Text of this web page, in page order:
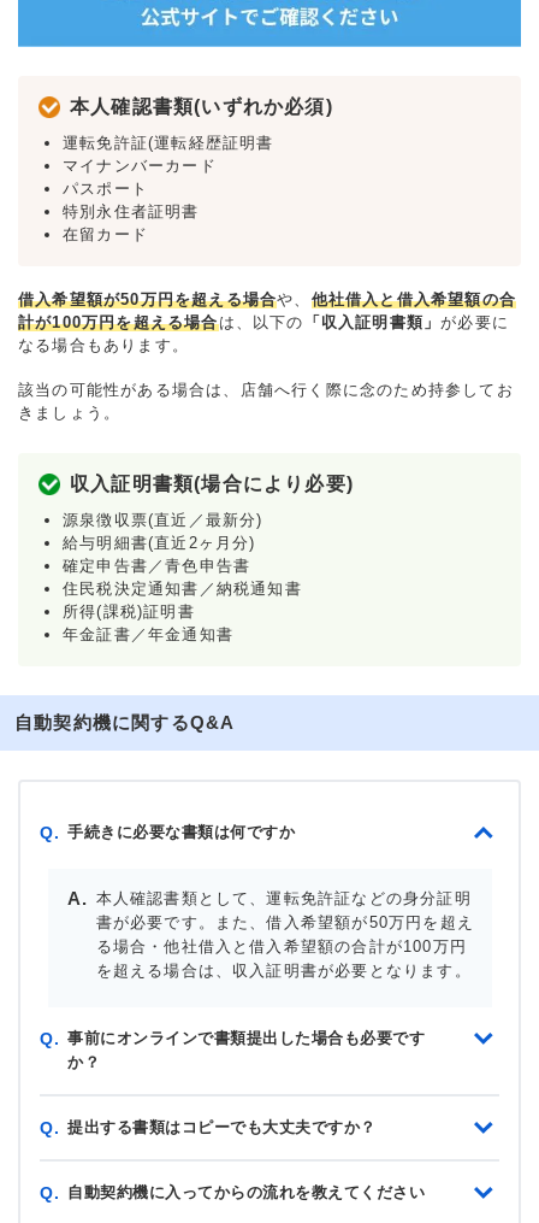
本人確認書類(いずれか必須)
運転免許証(運転経歴証明書
マイナンバーカード
パスポート
特別永住者証明書
在留カード
借入希望額が50万円を超える場合や、 他社借入と借入希望額の合
計が100万円を超える場合は、以下の 「収入証明書類」が必要に
なる場合もあります。
該当の可能性がある場合は、店舗へ行く際に念のため持参してお
きましょう。
収入証明書類(場合により必要)
源泉徴収票(直近／最新分)
給与明細書(直近2ヶ月分)
確定申告書／青色申告書
住民税決定通知書／納税通知書
所得(課税)証明書
年金証書／年金通知書
自動契約機に関するQ&A
Q. 手続きに必要な書類は何ですか
本人確認書類として、運転免許証などの身分証明
書が必要です。また、借入希望額が50万円を超え
る場合・他社借入と借入希望額の合計が100万円
を超える場合は、収入証明書が必要となります。
Q. 事前にオンラインで書類提出した場合も必要です
か？
Q. 提出する書類はコピーでも大丈夫ですか？
Q. 自動契約機に入ってからの流れを教えてください